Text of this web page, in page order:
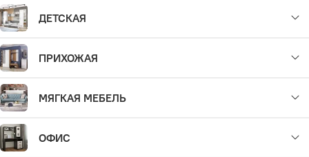
ДЕТСКАЯ
ПРИХОЖАЯ
МЯГКАЯ МЕБЕЛЬ
ОФИС